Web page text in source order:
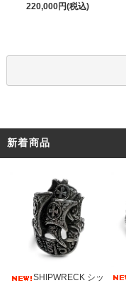
220,000円(税込)
新着商品
SHIPWRECK シッ